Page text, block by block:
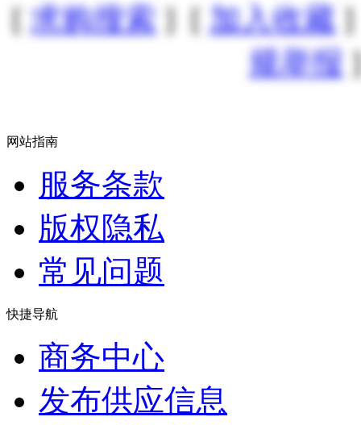
[求购搜索 ] [ 加入收藏]
规举报
网站指南
服务条款
版权隐私
常见问题
快捷导航
商务中心
发布供应信息